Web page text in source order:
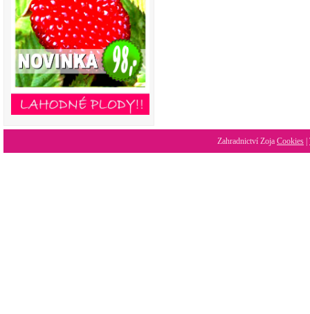
Zahradnictví Zoja Cookies